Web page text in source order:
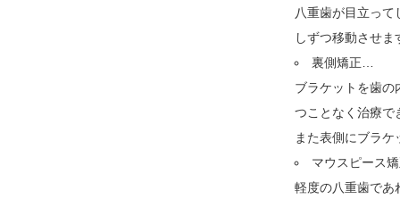
八重歯が目立っ
しずつ移動させま
裏側矯正…
ブラケットを歯の
つことなく治療で
また表側にブラ
マウスピース
軽度の八重歯であ